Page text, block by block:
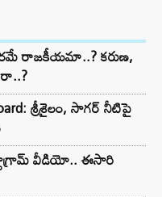
రాజకీయమా..? కరుణ,
శ్రీశైలం, సాగర్ నీటిపై
వీడియో.. ఈసారి